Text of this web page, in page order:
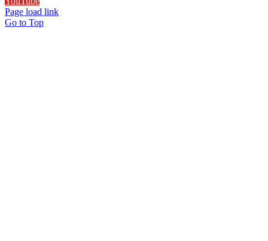
Page load link
Go to Top